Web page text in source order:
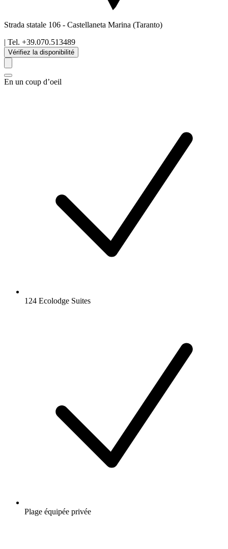
Strada statale 106 - Castellaneta Marina (Taranto)
| Tel. +39.070.513489
Vérifiez la disponibilité
En un coup d’oeil
124 Ecolodge Suites
Plage équipée privée